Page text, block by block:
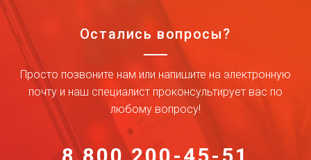
Остались вопросы?
Просто позвоните нам или напишите на электронную
почту и наш специалист проконсультирует вас по
любому вопросу!